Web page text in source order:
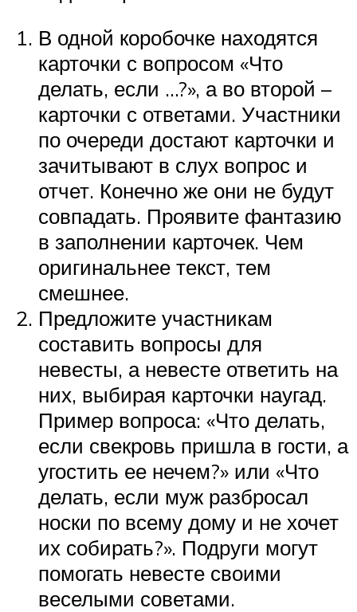
В одной коробочке находятся
карточки с вопросом «Что
делать, если …?», а во второй –
карточки с ответами. Участники
по очереди достают карточки и
зачитывают в слух вопрос и
отчет. Конечно же они не будут
совпадать. Проявите фантазию
в заполнении карточек. Чем
оригинальнее текст, тем
смешнее.
Предложите участникам
составить вопросы для
невесты, а невесте ответить на
них, выбирая карточки наугад.
Пример вопроса: «Что делать,
если свекровь пришла в гости, а
угостить ее нечем?» или «Что
делать, если муж разбросал
носки по всему дому и не хочет
их собирать?». Подруги могут
помогать невесте своими
веселыми советами.